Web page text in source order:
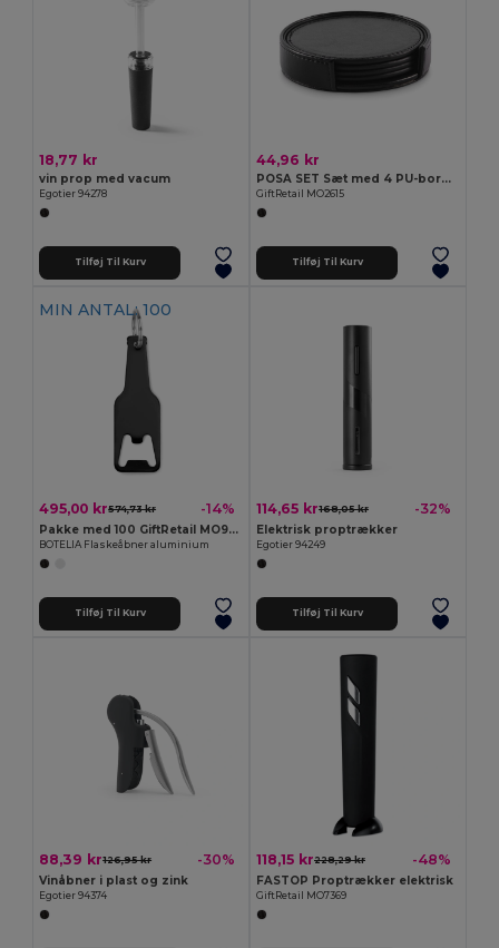
18,77 kr
vin prop med vacum
Egotier 94278
Tilføj Til Kurv
44,96 kr
POSA SET Sæt med 4 PU-bordskånere
GiftRetail MO2615
Tilføj Til Kurv
MIN ANTAL: 100
495,00 kr574,73 kr -14%
Pakke med 100 GiftRetail MO9247
BOTELIA Flaskeåbner aluminium
Tilføj Til Kurv
114,65 kr168,05 kr -32%
Elektrisk proptrækker
Egotier 94249
Tilføj Til Kurv
88,39 kr126,95 kr -30%
Vinåbner i plast og zink
Egotier 94374
118,15 kr228,29 kr -48%
FASTOP Proptrækker elektrisk
GiftRetail MO7369